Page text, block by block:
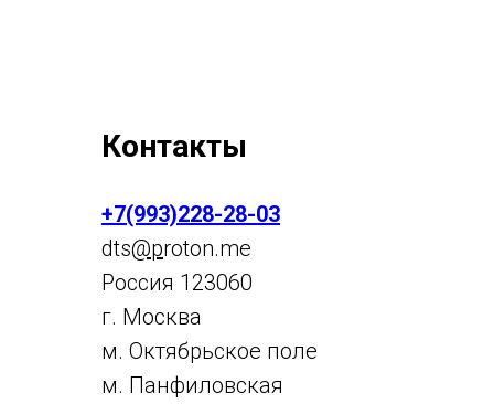
Контакты
+7(993)228-28-03
dts@proton.me
Россия 123060
г. Москва
м. Октябрьское поле
м. Панфиловская